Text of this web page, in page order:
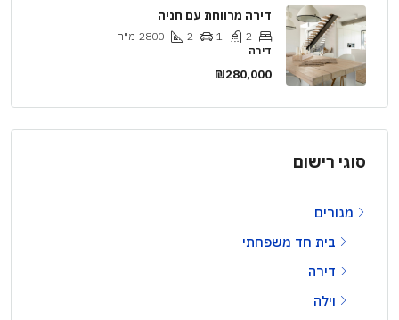
דירה מרווחת עם חניה
2
1
2
2800 מ"ר
דירה
₪280,000
סוגי רישום
מגורים
בית חד משפחתי
דירה
וילה